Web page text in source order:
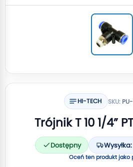
HI-TECH SKU:
Trójnik T 10 1/4”
Dostępny
Oceń ten produkt jako